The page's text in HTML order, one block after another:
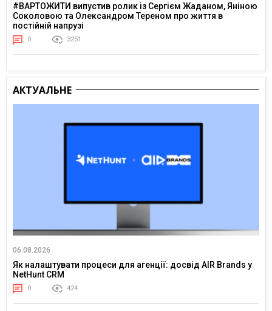
#ВАРТОЖИТИ випустив ролик із Сергієм Жаданом, Яніною
Соколовою та Олександром Тереном про життя в
постійній напрузі
0 3251
АКТУАЛЬНЕ
06.08.2026
Як налаштувати процеси для агенції: досвід AIR Brands у
NetHunt CRM
0 424